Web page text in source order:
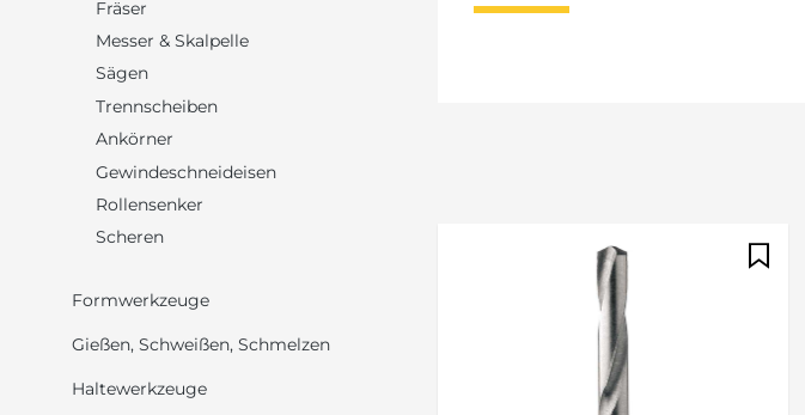
Fräser
Messer & Skalpelle
Sägen
Trennscheiben
Ankörner
Gewindeschneideisen
Rollensenker
Scheren
Formwerkzeuge
Gießen, Schweißen, Schmelzen
Haltewerkzeuge